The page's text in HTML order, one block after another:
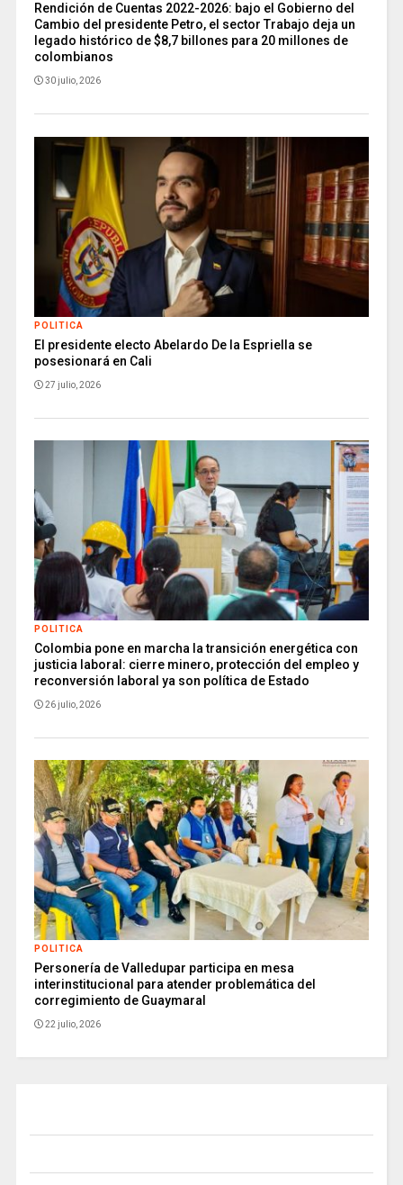
Rendición de Cuentas 2022-2026: bajo el Gobierno del
Cambio del presidente Petro, el sector Trabajo deja un
legado histórico de $8,7 billones para 20 millones de
colombianos
30 julio, 2026
POLITICA
El presidente electo Abelardo De la Espriella se
posesionará en Cali
27 julio, 2026
POLITICA
Colombia pone en marcha la transición energética con
justicia laboral: cierre minero, protección del empleo y
reconversión laboral ya son política de Estado
26 julio, 2026
POLITICA
Personería de Valledupar participa en mesa
interinstitucional para atender problemática del
corregimiento de Guaymaral
22 julio, 2026